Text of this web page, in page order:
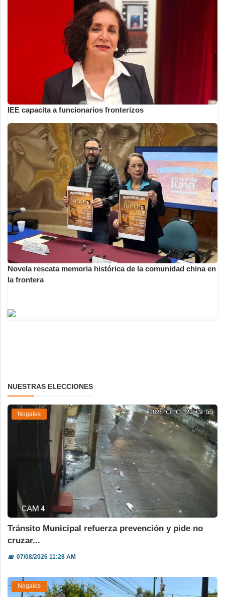
IEE capacita a funcionarios fronterizos
Novela rescata memoria histórica de la comunidad china en
la frontera
NUESTRAS ELECCIONES
Nogales
Tránsito Municipal refuerza prevención y pide no
cruzar...
📅07/08/2026 11:28 AM
Nogales